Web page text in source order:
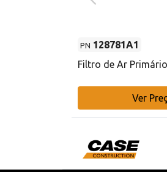
PN 128781A1
Filtro de Ar Primário
Ver